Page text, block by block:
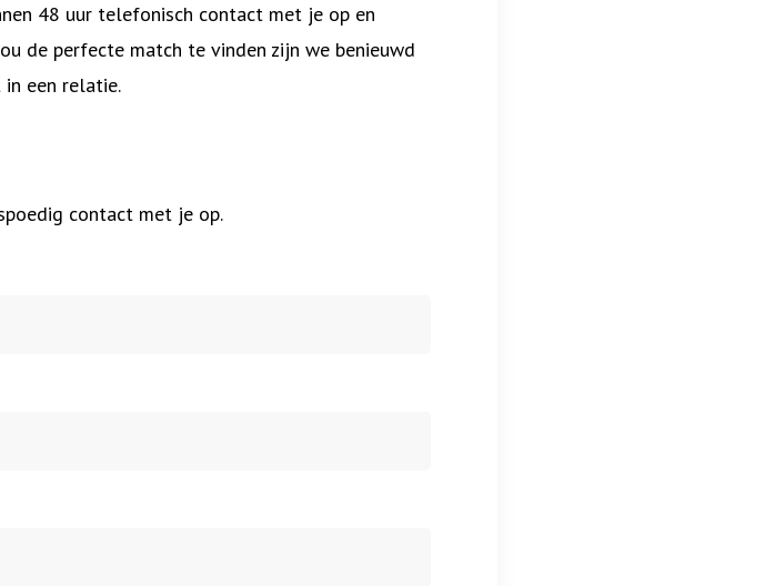
48 uur telefonisch contact met je op en
de perfecte match te vinden zijn we benieuwd
een relatie.
contact met je op.